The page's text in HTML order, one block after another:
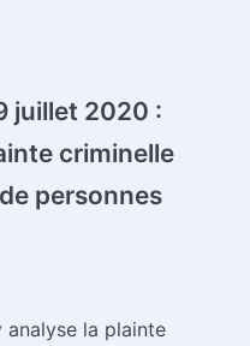
juillet 2020 :
criminelle
personnes
la plainte